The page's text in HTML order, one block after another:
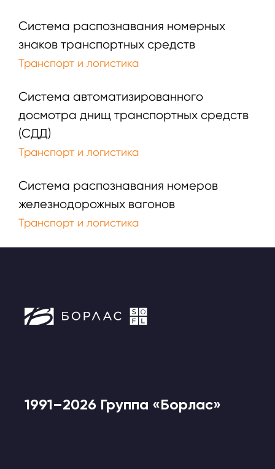
Система распознавания номерных
знаков транспортных средств
Транспорт и логистика
Система автоматизированного
досмотра днищ транспортных средств
(СДД)
Транспорт и логистика
Система распознавания номеров
железнодорожных вагонов
Транспорт и логистика
1991–2026 Группа «Борлас»